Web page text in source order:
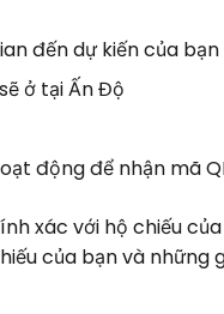
đến dự kiến của
ở tại Ấn Độ
động để nhận mã
xác với hộ chiếu của
của bạn và những